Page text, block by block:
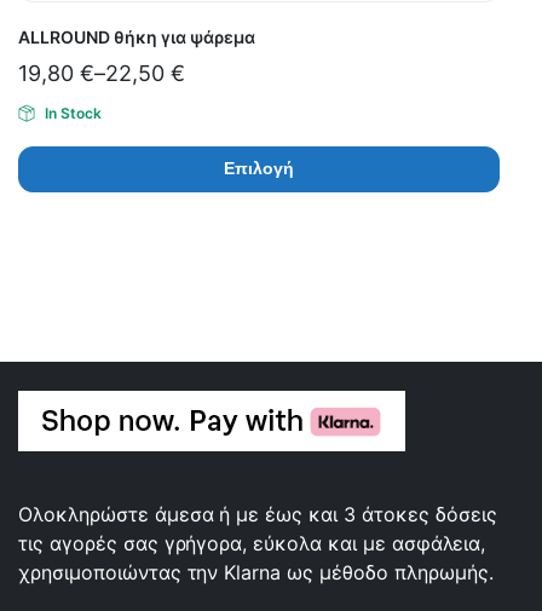
ALLROUND θήκη για ψάρεμα
19,80 €–22,50 €
In Stock
Επιλογή
Ολοκληρώστε άμεσα ή με έως και 3 άτοκες δόσεις
τις αγορές σας γρήγορα, εύκολα και με ασφάλεια,
χρησιμοποιώντας την Klarna ως μέθοδο πληρωμής.